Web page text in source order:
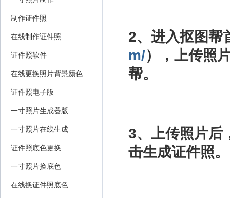
制作证件照
在线制作证件照
证件照软件
在线更换照片背景颜色
证件照电子版
一寸照片生成器版
一寸照片在线生成
证件照底色更换
一寸照片换底色
在线换证件照底色
2、进入抠图帮
m/），上传照
帮。
3、上传照片后
击生成证件照。